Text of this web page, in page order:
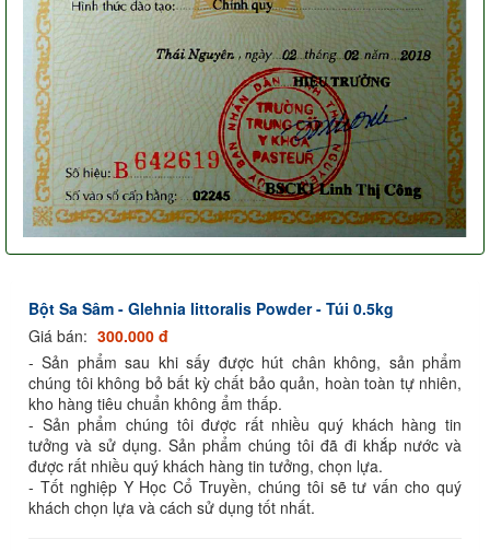
Bột Sa Sâm - Glehnia littoralis Powder - Túi 0.5kg
Giá bán: 300.000 đ
- Sản phẩm sau khi sấy được hút chân không, sản phẩm
chúng tôi không bỏ bất kỳ chất bảo quản, hoàn toàn tự nhiên,
kho hàng tiêu chuẩn không ẩm thấp.
- Sản phẩm chúng tôi được rất nhiều quý khách hàng tin
tưởng và sử dụng. Sản phẩm chúng tôi đã đi khắp nước và
được rất nhiều quý khách hàng tin tưởng, chọn lựa.
- Tốt nghiệp Y Học Cổ Truyền, chúng tôi sẽ tư vấn cho quý
khách chọn lựa và cách sử dụng tốt nhất.